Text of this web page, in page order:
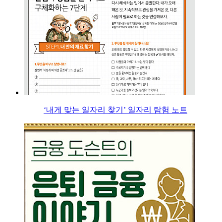
‘내게 맞는 일자리 찾기’ 일자리 탐험 노트